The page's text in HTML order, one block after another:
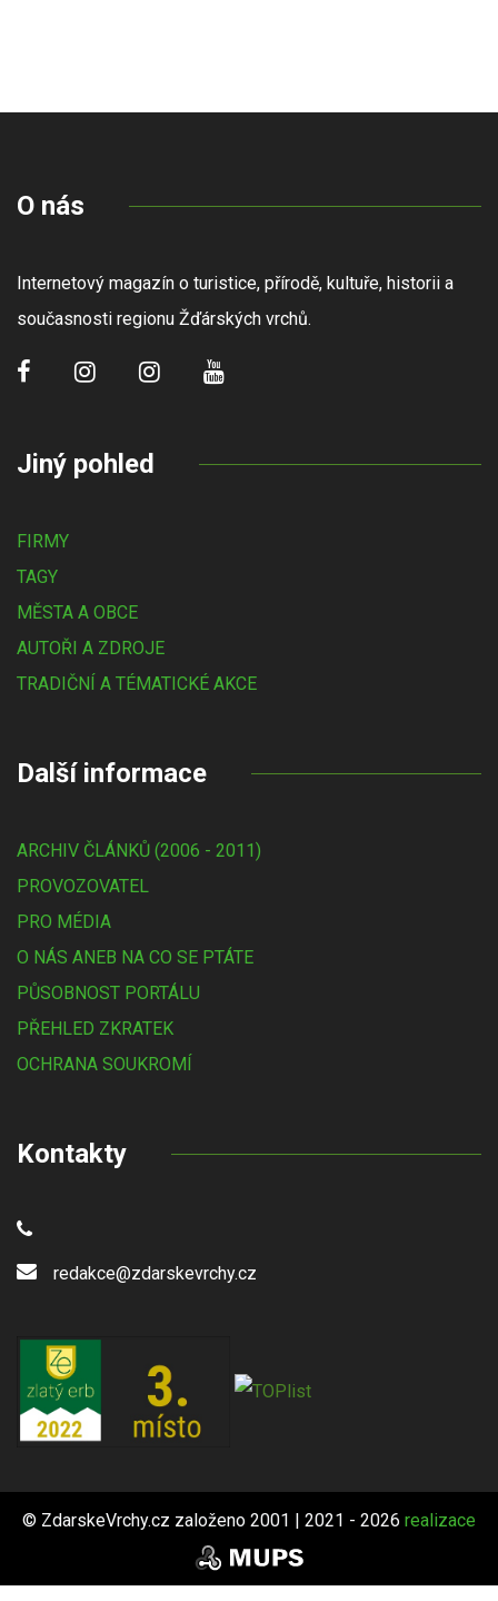
O nás
Internetový magazín o turistice, přírodě, kultuře, historii a
současnosti regionu Žďárských vrchů.
Jiný pohled
FIRMY
TAGY
MĚSTA A OBCE
AUTOŘI A ZDROJE
TRADIČNÍ A TÉMATICKÉ AKCE
Další informace
ARCHIV ČLÁNKŮ (2006 - 2011)
PROVOZOVATEL
PRO MÉDIA
O NÁS ANEB NA CO SE PTÁTE
PŮSOBNOST PORTÁLU
PŘEHLED ZKRATEK
OCHRANA SOUKROMÍ
Kontakty
redakce@zdarskevrchy.cz
© ZdarskeVrchy.cz založeno 2001 | 2021 - 2026 realizace